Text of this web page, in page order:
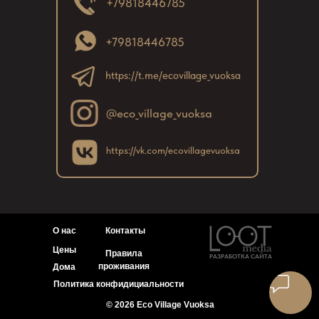
https://vk.com/ecovillagevuoksa
+79818446785
+79818446785
https://t.me/ecovillage_vuoksa
@eco_village_vuoksa
О нас
Контакты
Цены
© 2026 Eco Village Vuoksa
Дома
РАЗРАБОТКА САЙТА
Правила
проживания
Политика конфидициальности